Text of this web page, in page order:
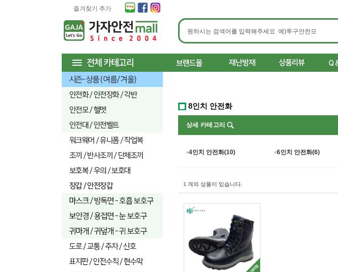
즐겨찾기 추가
8인치 안전화
상세 카테고리
4인치 안전화(10) 6인치 안전화(6)
1 개의 상품이 있습니다.